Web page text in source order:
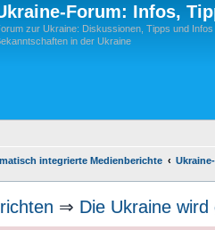
Forum: Infos,
zur Ukraine: Diskussionen, Tipps und
in der Ukraine
integrierte Medienberichte
⇒ Die Ukraine